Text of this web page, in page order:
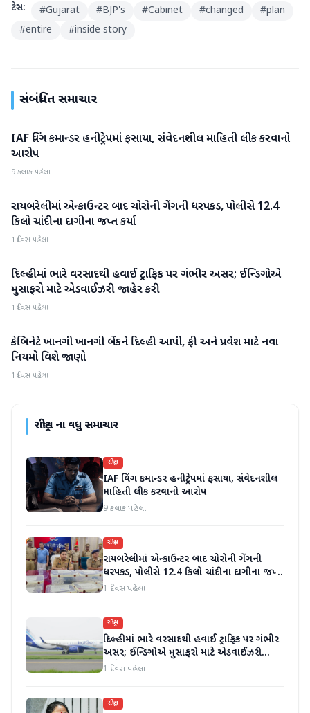
ટેગ્સ: #Gujarat #BJP's #Cabinet #changed #plan
#entire #inside story
સંબંધિત સમાચાર
રાષ્ટ્રીય
IAF વિંગ કમાન્ડર હનીટ્રેપમાં ફસાયા, સંવેદનશીલ માહિતી લીક કરવાનો
આરોપ
9 કલાક પહેલા
રાષ્ટ્રીય
રાયબરેલીમાં એન્કાઉન્ટર બાદ ચોરોની ગેંગની ધરપકડ, પોલીસે 12.4
કિલો ચાંદીના દાગીના જપ્ત કર્યા
1 દિવસ પહેલા
રાષ્ટ્રીય
દિલ્હીમાં ભારે વરસાદથી હવાઈ ટ્રાફિક પર ગંભીર અસર; ઈન્ડિગોએ
મુસાફરો માટે એડવાઈઝરી જાહેર કરી
1 દિવસ પહેલા
રાષ્ટ્રીય
કેબિનેટે ખાનગી ખાનગી બેંકને દિલ્હી આપી, ફી અને પ્રવેશ માટે નવા
નિયમો વિશે જાણો
1 દિવસ પહેલા
રાષ્ટ્રીયના વધુ સમાચાર
રાષ્ટ્રીય
IAF વિંગ કમાન્ડર હનીટ્રેપમાં ફસાયા, સંવેદનશીલ
માહિતી લીક કરવાનો આરોપ
9 કલાક પહેલા
રાષ્ટ્રીય
રાયબરેલીમાં એન્કાઉન્ટર બાદ ચોરોની ગેંગની
ધરપકડ, પોલીસે 12.4 કિલો ચાંદીના દાગીના જપ્ત
કર્યા
1 દિવસ પહેલા
રાષ્ટ્રીય
દિલ્હીમાં ભારે વરસાદથી હવાઈ ટ્રાફિક પર ગંભીર
અસર; ઈન્ડિગોએ મુસાફરો માટે એડવાઈઝરી
જાહેર કરી
1 દિવસ પહેલા
રાષ્ટ્રીય